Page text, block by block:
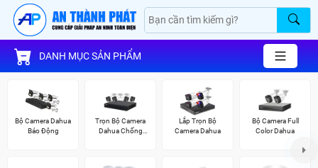
DANH MỤC SẢN PHẨM
Bộ Camera Dahua
Báo Động
Trọn Bộ Camera
Dahua Chống
Lắp Trọn Bộ
Camera Dahua
Bộ Camera Full
Color Dahua